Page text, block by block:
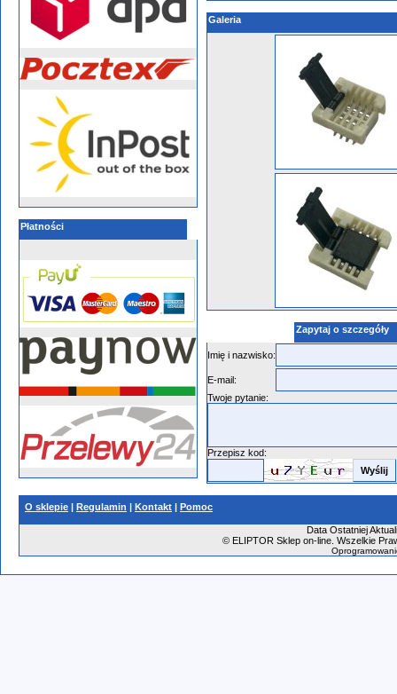
Płatności
Galeria
Zapytaj o szczegóły
Imię i nazwisko:
E-mail:
Twoje pytanie:
Przepisz kod:
O sklepie | Regulamin | Kontakt | Pomoc
Data Ostatniej
©ELIPTOR Sklep on-line. Wszelkie